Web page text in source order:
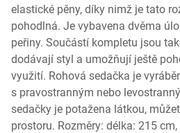
elastické pěny, díky nimž je tato
pohodlná. Je vybavena dvěma
peřiny. Součástí kompletu jsou
dodávají styl a umožňují ještě
využití. Rohová sedačka je
s pravostranným nebo
sedačky je potažena látkou,
prostoru. Rozměry: délka: 215